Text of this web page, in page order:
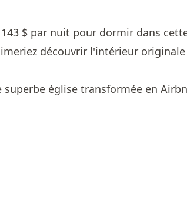
$ par nuit pour dormir dans
découvrir l'intérieur